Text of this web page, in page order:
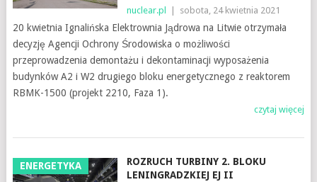
nuclear.pl sobota, 24 kwietnia 2021
20 kwietnia Ignalińska Elektrownia Jądrowa na Litwie otrzymała
decyzję Agencji Ochrony Środowiska o możliwości
przeprowadzenia demontażu i dekontaminacji wyposażenia
budynków A2 i W2 drugiego bloku energetycznego z reaktorem
RBMK-1500 (projekt 2210, Faza 1).
czytaj więcej
ENERGETYKA
ROZRUCH TURBINY 2. BLOKU
LENINGRADZKIEJ EJ II